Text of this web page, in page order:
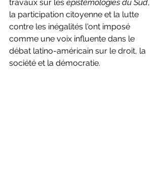
travaux sur les épistémologies du Sud,
la participation citoyenne et la lutte
contre les inégalités l'ont imposé
comme une voix influente dans le
débat latino-américain sur le droit, la
société et la démocratie.